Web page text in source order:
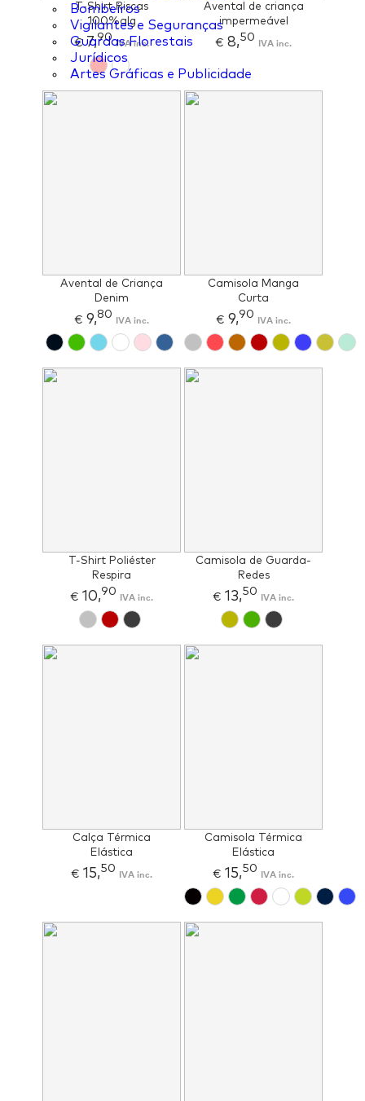
Bombeiros
Vigilantes e Seguranças
Guardas Florestais
Jurídicos
Artes Gráficas e Publicidade
T-Shirt Riscas
100%alg
€7,90 IVA inc.
Avental de criança
impermeável
€ 8,50 IVA inc.
Avental de Criança
Denim
€ 9,80 IVA inc.
Camisola Manga
Curta
€ 9,90 IVA inc.
T-Shirt Poliéster
Respira
€ 10,90 IVA inc.
Camisola de Guarda-
Redes
€ 13,50 IVA inc.
Calça Térmica
Elástica
€ 15,50 IVA inc.
Camisola Térmica
Elástica
€ 15,50 IVA inc.